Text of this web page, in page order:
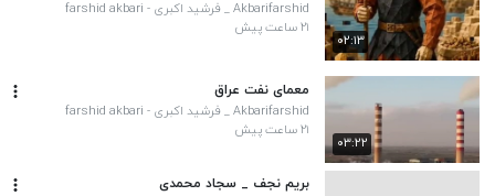
۰۲:۱۳
Akbarifarshid _ فرشید اکبری - farshid akbari
۲۱ ساعت پیش
۰۳:۲۲
معمای نفت عراق
Akbarifarshid _ فرشید اکبری - farshid akbari
۲۱ ساعت پیش
بریم نجف _ سجاد محمدی